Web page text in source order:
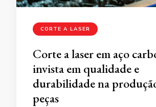
CORTE A LASER
Corte a laser em aço
invista em qualidade e
durabilidade na
peças